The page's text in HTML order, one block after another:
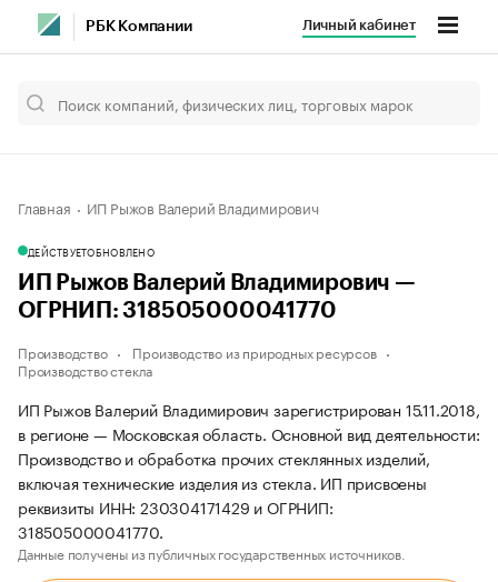
РБК Компании Личный кабинет
Главная ИП Рыжов Валерий Владимирович
ДЕЙСТВУЕТОБНОВЛЕНО
ИП Рыжов Валерий Владимирович —
ОГРНИП: 318505000041770
Производство
Производство из природных ресурсов
Производство стекла
ИП Рыжов Валерий Владимирович зарегистрирован 15.11.2018,
в регионе — Московская область. Основной вид деятельности:
Производство и обработка прочих стеклянных изделий,
включая технические изделия из стекла. ИП присвоены
реквизиты ИНН: 230304171429 и ОГРНИП:
318505000041770.
Данные получены из публичных государственных источников.